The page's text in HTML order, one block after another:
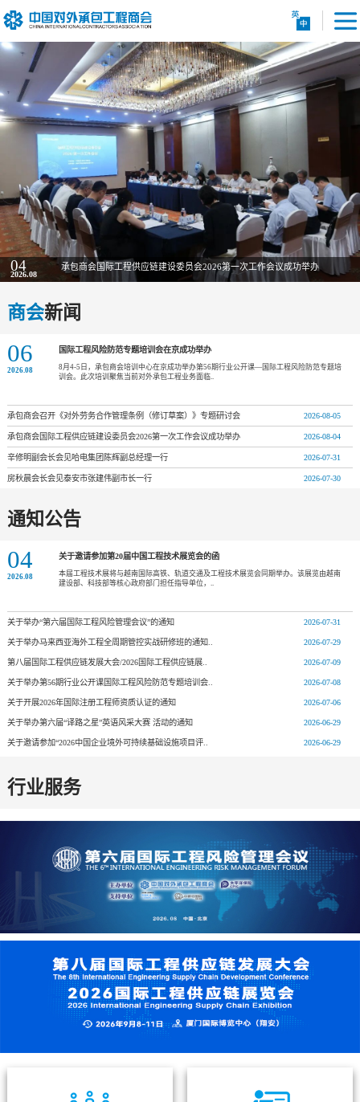
04
2026.08
承包商会国际工程供应链建设委员会2026第一次工作会议成功举办
商会新闻
06
2026.08
国际工程风险防范专题培训会在京成功举办
8月4-5日，承包商会培训中心在京成功举办第56期行业公开课—国际工程风险防范专题培
训会。此次培训聚焦当前对外承包工程业务面临..
2026-08-05
承包商会召开《对外劳务合作管理条例（修订草案）》专题研讨会
2026-08-04
承包商会国际工程供应链建设委员会2026第一次工作会议成功举办
2026-07-31
辛修明副会长会见哈电集团陈辉副总经理一行
2026-07-30
房秋晨会长会见泰安市张建伟副市长一行
通知公告
04
2026.08
关于邀请参加第20届中国工程技术展览会的函
本届工程技术展将与越南国际高铁、轨道交通及工程技术展览会同期举办。该展览由越南
建设部、科技部等核心政府部门担任指导单位，..
2026-07-31
关于举办“第六届国际工程风险管理会议”的通知
2026-07-29
关于举办马来西亚海外工程全周期管控实战研修班的通知..
2026-07-09
第八届国际工程供应链发展大会/2026国际工程供应链展..
2026-07-08
关于举办第56期行业公开课国际工程风险防范专题培训会..
2026-07-06
关于开展2026年国际注册工程师资质认证的通知
2026-06-29
关于举办第六届“译路之星”英语风采大赛 活动的通知
2026-06-29
关于邀请参加“2026中国企业境外可持续基础设施项目评..
行业服务